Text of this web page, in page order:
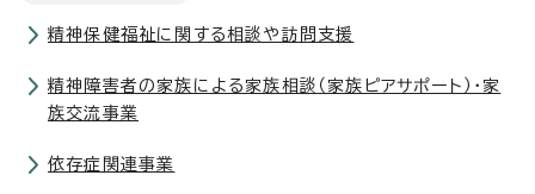
精神保健福祉に関する相談や訪問支援
精神障害者の家族による家族相談（家族ピアサポート）・家
族交流事業
依存症関連事業